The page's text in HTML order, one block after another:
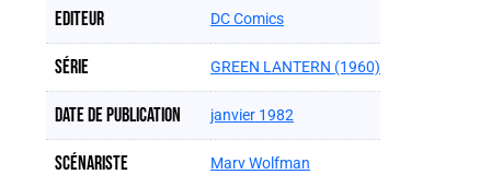
Editeur DC Comics
Série GREEN LANTERN (1960)
Date de publication janvier 1982
Scénariste Marv Wolfman